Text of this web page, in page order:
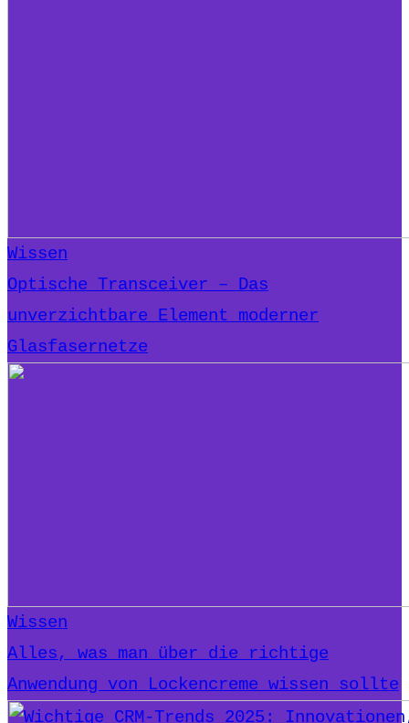
Wissen
Optische Transceiver – Das
unverzichtbare Element moderner
Glasfasernetze
Wissen
Alles, was man über die richtige
Anwendung von Lockencreme wissen sollte